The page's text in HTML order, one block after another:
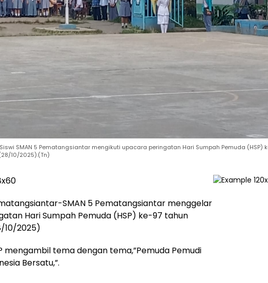
SMAN 5 Pematangsiantar mengikuti upacara peringatan Hari Sumpah Pemuda (HSP)
10/2025).(Tn)
SMAN 5 Pematangsiantar menggelar
Hari Sumpah Pemuda (HSP) ke-97 tahun
10/2025)
mengambil tema dengan tema,”Pemuda Pemudi
Bersatu,”.